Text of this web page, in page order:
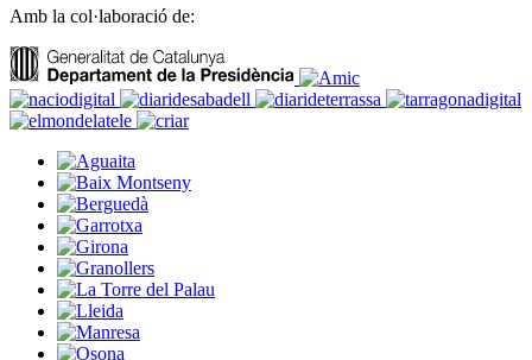
Amb la col·laboració de: